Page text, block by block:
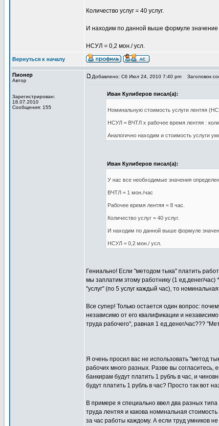
Количество услуг = 40 услуг.
И находим по данной выше формуле значение
НСУЛ = 0,2 мон./ усл.
Вернуться к началу
Пионер
Автор
Зарегистрирован:
18.07.2010
Сообщения: 155
Добавлено: Сб Июл 24, 2010 7:40 pm Заголовок
Иван Кулиберов писал(а):
Номинальную стоимость услуги лентяя
НСУЛ = ВЧТЛ х рабочее время лентяя :
Аналогично находим и стоимость услуги
Иван Кулиберов писал(а):
У нас все необходимые значения
ВЧТЛ = 1 мон./час
Рабочее время лентяя = 8 час.
Количество услуг = 40 услуг.
И находим по данной выше формуле
НСУЛ = 0,2 мон./ усл.
Гениально! Если "методом тыка" платить
мы заплатим этому работнику (1 ед.денег/час)
"услуг" (по 5 услуг каждый час), то
Все супер! Только остается один вопрос:
независимо от его квалификации и
труда рабочего", равная 1 ед.денег/час???
Я очень просил вас не использовать "метод
рабочих много разных. Разве вы согласитесь,
банкирам будут платить 1 рубль в час, и
будут платить 1 рубль в час? Просто так вот
В примере я специально ввел два разных
труда лентяя и какова номинальная
за час работы каждому. А если труд умников